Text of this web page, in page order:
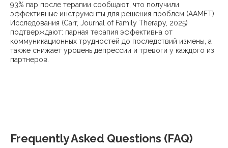
93% пар после терапии сообщают, что получили
эффективные инструменты для решения проблем (AAMFT).
Исследования (Carr, Journal of Family Therapy, 2025)
подтверждают: парная терапия эффективна от
коммуникационных трудностей до последствий измены, а
также снижает уровень депрессии и тревоги у каждого из
партнеров.
Frequently Asked Questions (FAQ)